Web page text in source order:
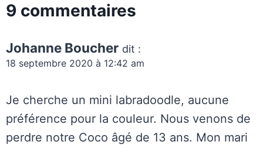
9 commentaires
Johanne Boucher dit :
18 septembre 2020 à 12:42 am
Je cherche un mini labradoodle, aucune
préférence pour la couleur. Nous venons de
perdre notre Coco âgé de 13 ans. Mon mari